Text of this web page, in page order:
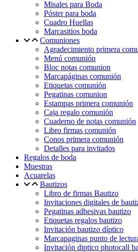
Misales para Boda
Póster para boda
Cuadro Huellas
Marcasitios boda
Comuniones
Agradecimiento primera
Menú comunión
Bloc notas comunion
Marcapáginas comunión
Etiquetas comunión
Pegatinas comunion
Estampas primera comunión
Caja regalo comunión
Cuaderno de notas comunión
Libro firmas comunión
Conos primera comunión
Detalles para invitados
Regalos de boda
Muestras
Acuarelas
Bautizos
Libro de firmas Bautizo
Invitaciones digitales de
Pegatinas adhesivas bautizo
Etiquetas regalos bautizo
Invitación bautizo díptico
Marcapaginas punto de
Invitación diptico photocall